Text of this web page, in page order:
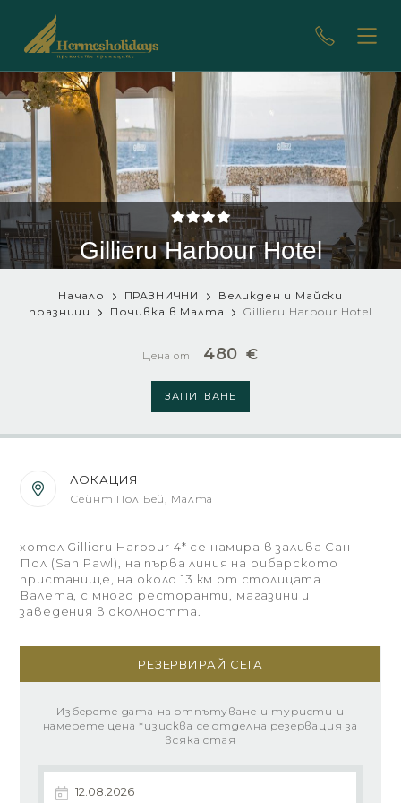
Gillieru Harbour Hotel
Начало ПРАЗНИЧНИ
Великден и Майски
празници
Почивка в Малта Gillieru Harbour Hotel
Цена от 480 €
ЗАПИТВАНЕ
ЛОКАЦИЯ
Сейнт Пол Бей, Малта
хотел Gillieru Harbour 4* се намира в залива Сан
Пол (San Pawl), на първа линия на рибарското
пристанище, на около 13 км от столицата
Валета, с много ресторанти, магазини и
заведения в околността.
РЕЗЕРВИРАЙ СЕГА
Изберете дата на отпътуване и туристи и
намерете цена *изисква се отделна резервация за
всяка стая